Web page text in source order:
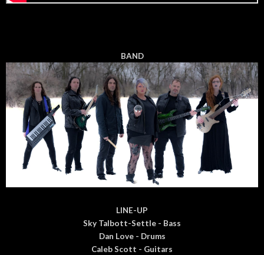
BAND
LINE-UP
Sky Talbott-Settle - Bass
Dan Love - Drums
Caleb Scott - Guitars